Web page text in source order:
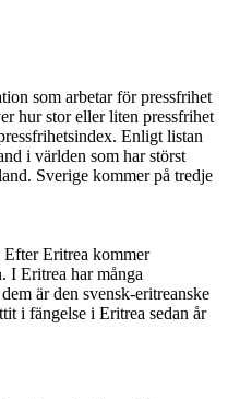
som arbetar för pressfrihet
hur stor eller liten pressfrihet
Enligt listan
i världen som har störst
Sverige kommer på tredje
Eritrea kommer
I Eritrea har många
är den svensk-eritreanske
i fängelse i Eritrea sedan år